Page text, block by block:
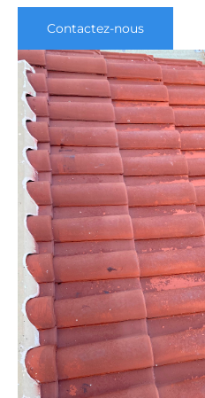
Contactez-nous